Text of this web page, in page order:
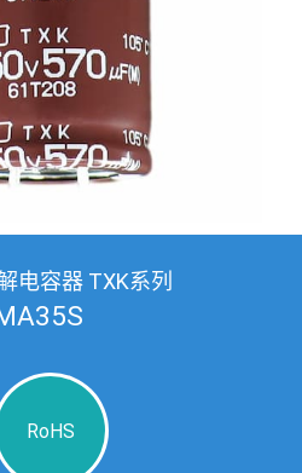
电容器 TXK系列
RoHS